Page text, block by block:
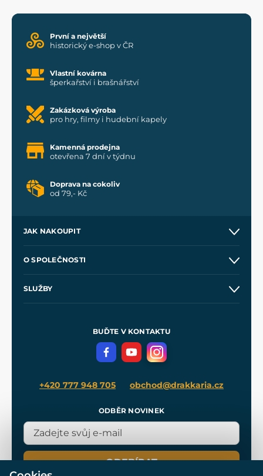
První a největší
historický e-shop v ČR
Vlastní kovárna
šperkařství i brašnářství
Zakázková výroba
pro hry, filmy i hudební kapely
Kamenná prodejna
otevřena 7 dní v týdnu
Doprava na cokoliv
od 79,- Kč
JAK NAKOUPIT
Velkoobchod
O SPOLEČNOSTI
SLUŽBY
Meče pro Kingdom Come
BUĎTE V KONTAKTU
+420 777 948 705 obchod@drakkaria.cz
ODBĚR NOVINEK
ODEBÍRAT